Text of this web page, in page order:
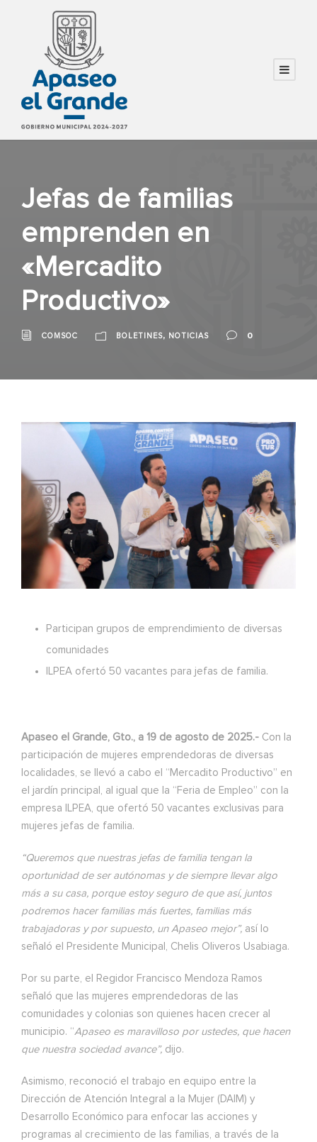
Jefas de familias
emprenden en
«Mercadito
Productivo»
COMSOC BOLETINES, NOTICIAS 0
Participan grupos de emprendimiento de diversas
comunidades
ILPEA ofertó 50 vacantes para jefas de familia.
Apaseo el Grande, Gto., a 19 de agosto de 2025.- Con la
participación de mujeres emprendedoras de diversas
localidades, se llevó a cabo el “Mercadito Productivo” en
el jardín principal, al igual que la “Feria de Empleo” con la
empresa ILPEA, que ofertó 50 vacantes exclusivas para
mujeres jefas de familia.
“Queremos que nuestras jefas de familia tengan la
oportunidad de ser autónomas y de siempre llevar algo
más a su casa, porque estoy seguro de que así, juntos
podremos hacer familias más fuertes, familias más
trabajadoras y por supuesto, un Apaseo mejor”, así lo
señaló el Presidente Municipal, Chelis Oliveros Usabiaga.
Por su parte, el Regidor Francisco Mendoza Ramos
señaló que las mujeres emprendedoras de las
comunidades y colonias son quienes hacen crecer al
municipio. “Apaseo es maravilloso por ustedes, que hacen
que nuestra sociedad avance”, dijo.
Asimismo, reconoció el trabajo en equipo entre la
Dirección de Atención Integral a la Mujer (DAIM) y
Desarrollo Económico para enfocar las acciones y
programas al crecimiento de las familias, a través de la